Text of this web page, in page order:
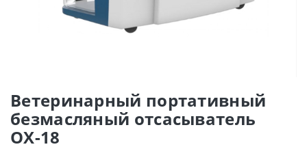
Ветеринарный портативный
безмасляный отсасыватель
ОХ-18